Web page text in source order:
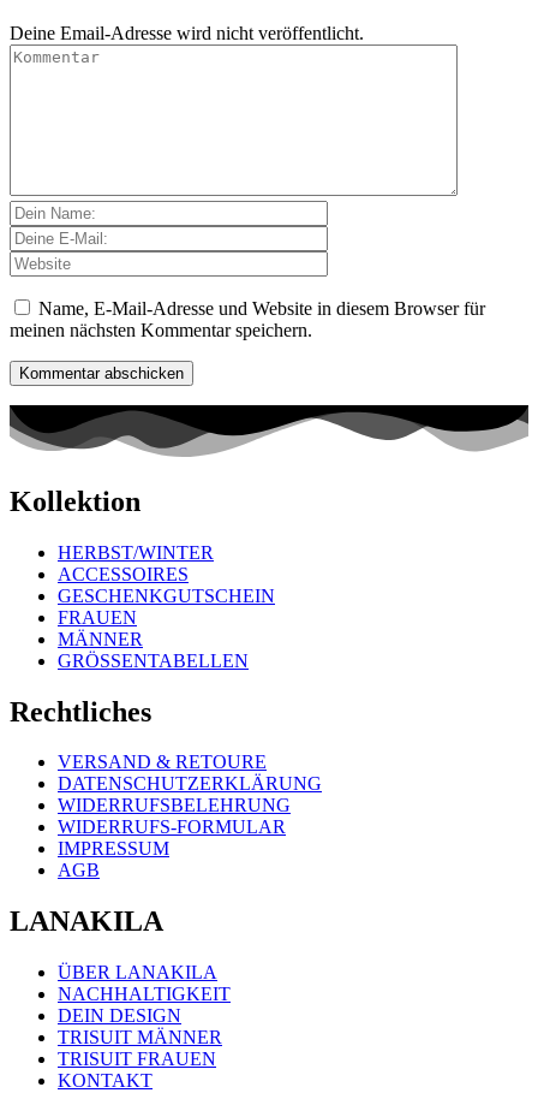
Deine Email-Adresse wird nicht veröffentlicht.
Name, E-Mail-Adresse und Website in diesem Browser für
meinen nächsten Kommentar speichern.
Kollektion
HERBST/WINTER
ACCESSOIRES
GESCHENKGUTSCHEIN
FRAUEN
MÄNNER
GRÖSSENTABELLEN
Rechtliches
VERSAND & RETOURE
DATENSCHUTZERKLÄRUNG
WIDERRUFSBELEHRUNG
WIDERRUFS-FORMULAR
IMPRESSUM
AGB
LANAKILA
ÜBER LANAKILA
NACHHALTIGKEIT
DEIN DESIGN
TRISUIT MÄNNER
TRISUIT FRAUEN
KONTAKT